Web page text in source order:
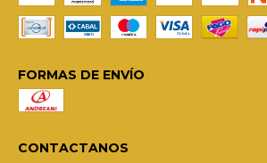
FORMAS DE ENVÍO
CONTACTANOS